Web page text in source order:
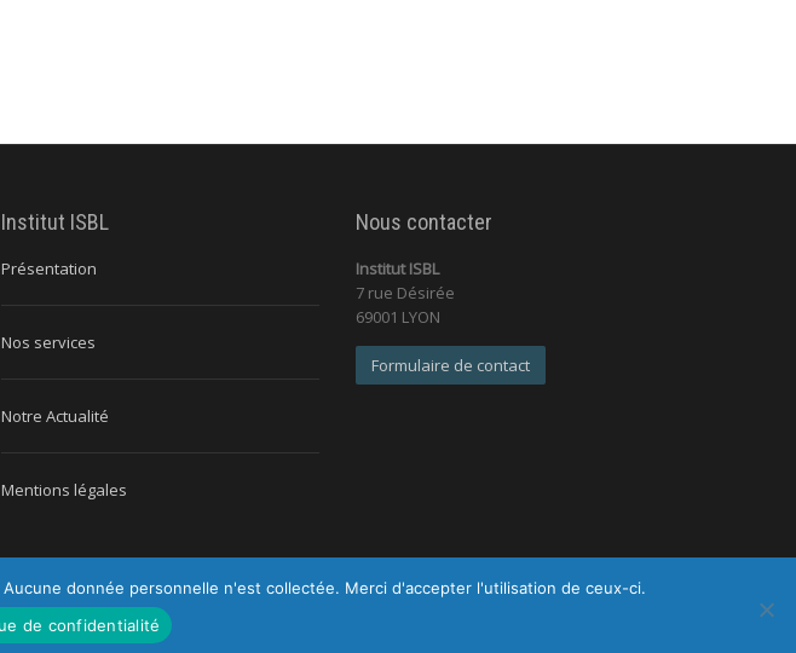
Institut ISBL
Présentation
Nos services
Notre Actualité
Mentions légales
Nous contacter
Institut ISBL
7 rue Désirée
69001 LYON
Formulaire de contact
légales|Politique de confidentialité
donnée personnelle n'est collectée. Merci d'accepter l'utilisation de ceux-ci.
de confidentialité